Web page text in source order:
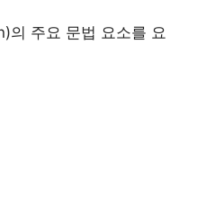
의 주요 문법 요소를 요